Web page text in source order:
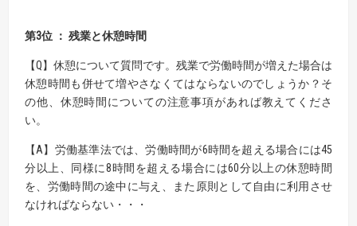
第3位 ： 残業と休憩時間
【Q】休憩について質問です。残業で労働時間が増えた場合は
休憩時間も併せて増やさなくてはならないのでしょうか？そ
の他、休憩時間についての注意事項があれば教えてくださ
い。
【A】労働基準法では、労働時間が6時間を超える場合には45
分以上、同様に8時間を超える場合には60分以上の休憩時間
を、労働時間の途中に与え、また原則として自由に利用させ
なければならない・・・